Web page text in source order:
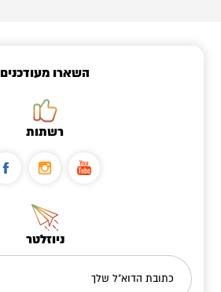
השארו מעודכנים
רשתות
ניוזלטר
כתובת הדוא"ל שלך